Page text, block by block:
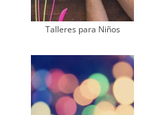
Talleres para Niños